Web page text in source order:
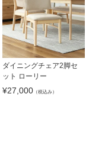
ダイニングチェア2脚セ
ット ローリー
¥27,000（税込み）